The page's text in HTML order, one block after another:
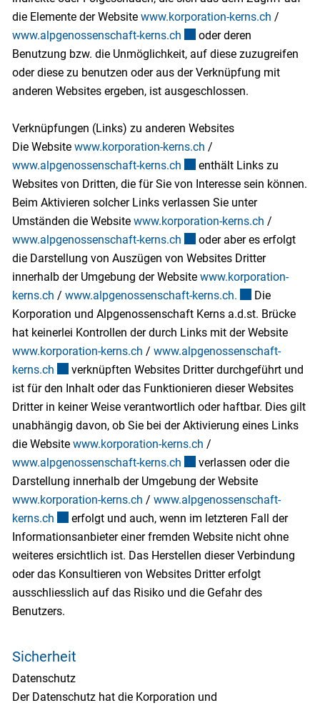
die Elemente der Website www.korporation-kerns.ch /
www.alpgenossenschaft-kerns.ch Externer Link wird in
oder deren
Benutzung bzw. die Unmöglichkeit, auf diese zuzugreifen
oder diese zu benutzen oder aus der Verknüpfung mit
anderen Websites ergeben, ist ausgeschlossen.
Verknüpfungen (Links) zu anderen Websites
Die Website www.korporation-kerns.ch /
www.alpgenossenschaft-kerns.ch Externer Link wird in
enthält Links zu
Websites von Dritten, die für Sie von Interesse sein können.
Beim Aktivieren solcher Links verlassen Sie unter
Umständen die Website www.korporation-kerns.ch /
www.alpgenossenschaft-kerns.ch Externer Link wird in
oder aber es erfolgt
die Darstellung von Auszügen von Websites Dritter
innerhalb der Umgebung der Website www.korporation-
kerns.ch / www.alpgenossenschaft-kerns.ch. Externer Link
Die
Korporation und Alpgenossenschaft Kerns a.d.st. Brücke
hat keinerlei Kontrollen der durch Links mit der Website
www.korporation-kerns.ch / www.alpgenossenschaft-
kerns.ch Externer Link wird in einem neuen Fenster geöffnet.
verknüpften Websites Dritter durchgeführt und
ist für den Inhalt oder das Funktionieren dieser Websites
Dritter in keiner Weise verantwortlich oder haftbar. Dies gilt
unabhängig davon, ob Sie bei der Aktivierung eines Links
die Website www.korporation-kerns.ch /
www.alpgenossenschaft-kerns.ch Externer Link wird in
verlassen oder die
Darstellung innerhalb der Umgebung der Website
www.korporation-kerns.ch / www.alpgenossenschaft-
kerns.ch Externer Link wird in einem neuen Fenster geöffnet.
erfolgt und auch, wenn im letzteren Fall der
Informationsanbieter einer fremden Website nicht ohne
weiteres ersichtlich ist. Das Herstellen dieser Verbindung
oder das Konsultieren von Websites Dritter erfolgt
ausschliesslich auf das Risiko und die Gefahr des
Benutzers.
Sicherheit
Datenschutz
Der Datenschutz hat die Korporation und